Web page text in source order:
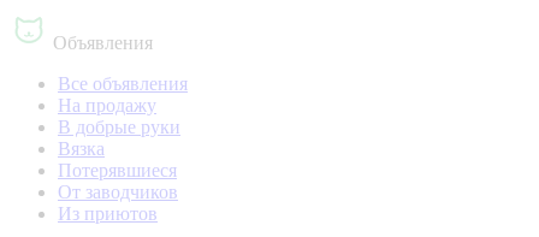
Объявления
Все объявления
На продажу
В добрые руки
Вязка
Потерявшиеся
От заводчиков
Из приютов